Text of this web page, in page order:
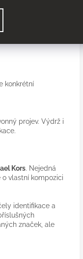
zanechá na
konkrétní
projev. Výdrž i
Kors. Nejedná
vlastní kompozici
identifikace a
značek, ale